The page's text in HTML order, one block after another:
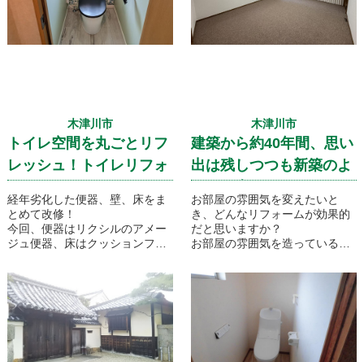
木津川市
トイレ空間を丸ごとリフ
レッシュ！トイレリフォ
経年劣化した便器、壁、床をま
とめて改修！
今回、便器はリクシルのアメー
ジュ便器、床はクッションフロ
スイータ”を使用した事例になっ
ております。壁は背後のみ柄入
りの壁紙を使う事で明るいイメ
ージのトイレ空間になりまし
た。
木津川市
建築から約40年間、思い
出は残しつつも新築のよ
内装改修工事をご紹介致
します。
お部屋の雰囲気を変えたいと
き、どんなリフォームが効果的
だと思いますか？
お部屋の雰囲気を造っているも
そうではございますが
やはり、床、壁、天井といった
面積が大きい部分の影響が一番
ではないでしょうか。
今回ご紹介させていただきます
内装改修工事ではそういった面